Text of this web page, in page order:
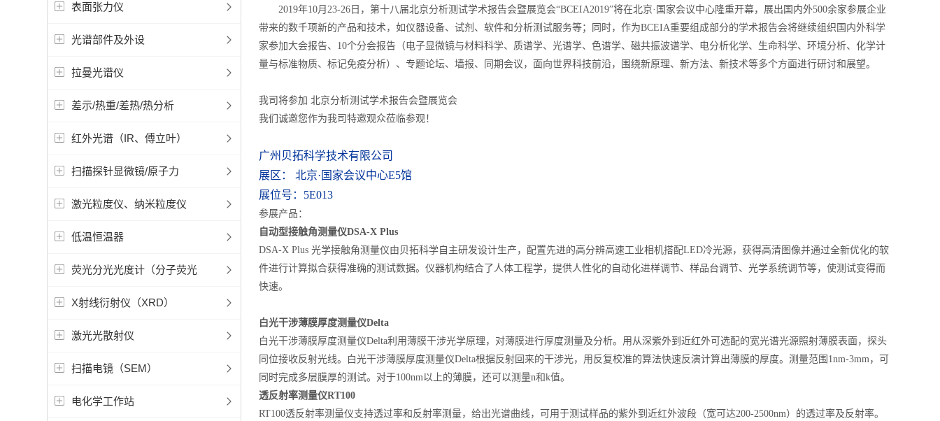
表面张力仪
光谱部件及外设
拉曼光谱仪
差示/热重/差热/热分析
红外光谱（IR、傅立叶）
扫描探针显微镜/原子力
激光粒度仪、纳米粒度仪
低温恒温器
荧光分光光度计（分子荧光
X射线衍射仪（XRD）
激光光散射仪
扫描电镜（SEM）
电化学工作站
2019年10月23-26日，第十八届北京分析测试学术报告会暨展览会“BCEIA2019”将在北京·国家会议中心隆重开幕，展出国内外500余家参展企业
带来的数千项新的产品和技术，如仪器设备、试剂、软件和分析测试服务等；同时，作为BCEIA重要组成部分的学术报告会将继续组织国内外科学
家参加大会报告、10个分会报告（电子显微镜与材料科学、质谱学、光谱学、色谱学、磁共振波谱学、电分析化学、生命科学、环境分析、化学计
量与标准物质、标记免疫分析）、专题论坛、墙报、同期会议，面向世界科技前沿，围绕新原理、新方法、新技术等多个方面进行研讨和展望。
我司将参加 北京分析测试学术报告会暨展览会
我们诚邀您作为我司特邀观众莅临参观！
广州贝拓科学技术有限公司
展区： 北京·国家会议中心E5馆
展位号：5E013
参展产品：
自动型接触角测量仪DSA-X Plus
DSA-X Plus 光学接触角测量仪由贝拓科学自主研发设计生产，配置先进的高分辨高速工业相机搭配LED冷光源，获得高清图像并通过全新优化的软
件进行计算拟合获得准确的测试数据。仪器机构结合了人体工程学，提供人性化的自动化进样调节、样品台调节、光学系统调节等，使测试变得而
快速。
白光干涉薄膜厚度测量仪Delta
白光干涉薄膜厚度测量仪Delta利用薄膜干涉光学原理，对薄膜进行厚度测量及分析。用从深紫外到近红外可选配的宽光谱光源照射薄膜表面，探头
同位接收反射光线。白光干涉薄膜厚度测量仪Delta根据反射回来的干涉光，用反复校准的算法快速反演计算出薄膜的厚度。测量范围1nm-3mm，可
同时完成多层膜厚的测试。对于100nm以上的薄膜，还可以测量n和k值。
透反射率测量仪RT100
RT100透反射率测量仪支持透过率和反射率测量，给出光谱曲线，可用于测试样品的紫外到近红外波段（宽可达200-2500nm）的透过率及反射率。